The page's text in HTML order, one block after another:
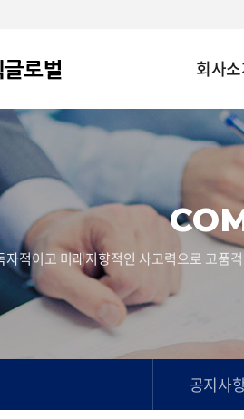
회사소
자적이고 미래지향적인 사고력으로 고품
공지사